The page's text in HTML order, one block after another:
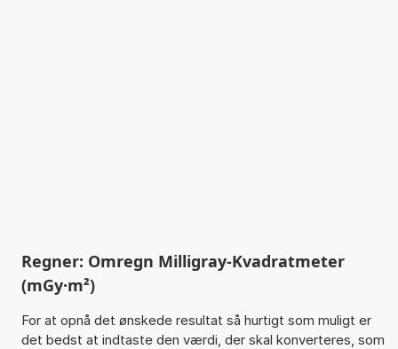
Regner: Omregn Milligray-Kvadratmeter
(mGy·m²)
For at opnå det ønskede resultat så hurtigt som muligt er
det bedst at indtaste den værdi, der skal konverteres, som